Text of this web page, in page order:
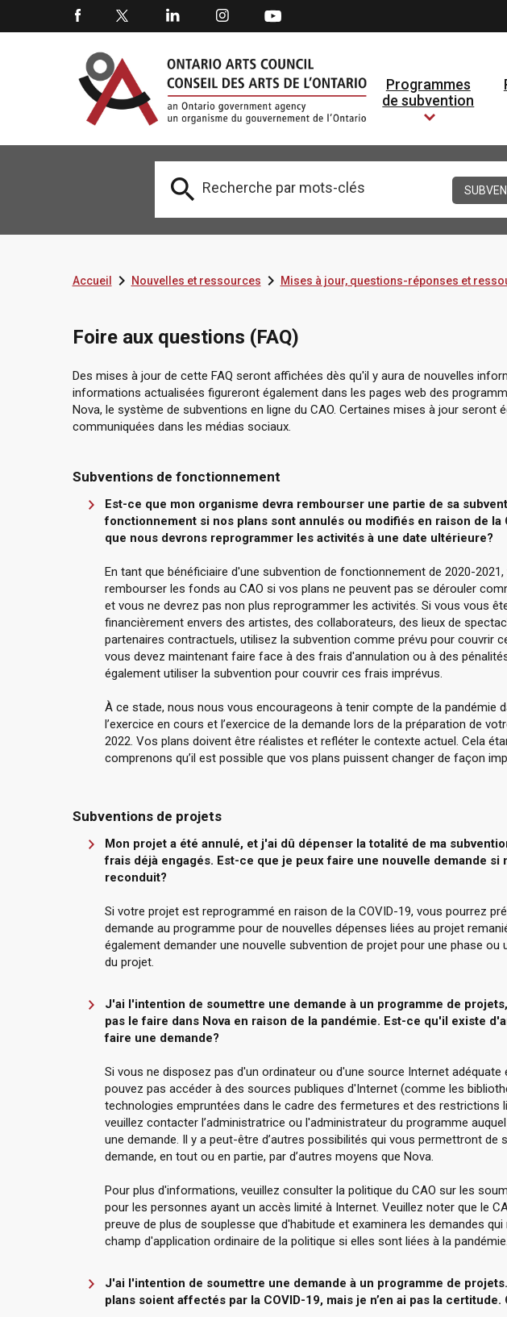
Programmes
de subvention

Accueil Nouvelles et ressourcesMises à jour, questions-réponses et
Foire aux questions (FAQ)
Des mises à jour de cette FAQ seront affichées dès qu'il y aura de nouvelles
informations actualisées figureront également dans les pages web des
Nova, le système de subventions en ligne du CAO. Certaines mises à jour seront
communiquées dans les médias sociaux.
Subventions de fonctionnement
Est-ce que mon organisme devra rembourser une partie de sa
fonctionnement si nos plans sont annulés ou modifiés en raison de la
que nous devrons reprogrammer les activités à une date ultérieure?
En tant que bénéficiaire d'une subvention de fonctionnement de 2020-
rembourser les fonds au CAO si vos plans ne peuvent pas se dérouler
et vous ne devrez pas non plus reprogrammer les activités. Si vous vous
financièrement envers des artistes, des collaborateurs, des lieux de
partenaires contractuels, utilisez la subvention comme prévu pour couvrir
vous devez maintenant faire face à des frais d'annulation ou à des
également utiliser la subvention pour couvrir ces frais imprévus.
À ce stade, nous nous vous encourageons à tenir compte de la pandémie
l’exercice en cours et l’exercice de la demande lors de la préparation de
2022. Vos plans doivent être réalistes et refléter le contexte actuel. Cela
comprenons qu’il est possible que vos plans puissent changer de façon
Subventions de projets
Mon projet a été annulé, et j'ai dû dépenser la totalité de ma
frais déjà engagés. Est-ce que je peux faire une nouvelle demande si
reconduit?
Si votre projet est reprogrammé en raison de la COVID-19, vous pourrez
demande au programme pour de nouvelles dépenses liées au projet
également demander une nouvelle subvention de projet pour une phase ou
du projet.
J'ai l'intention de soumettre une demande à un programme de
pas le faire dans Nova en raison de la pandémie. Est-ce qu'il existe
faire une demande?
Si vous ne disposez pas d'un ordinateur ou d'une source Internet adéquate
pouvez pas accéder à des sources publiques d'Internet (comme les
technologies empruntées dans le cadre des fermetures et des restrictions
veuillez contacter l’administratrice ou l'administrateur du programme
une demande. Il y a peut-être d’autres possibilités qui vous permettront de
demande, en tout ou en partie, par d’autres moyens que Nova.
Pour plus d'informations, veuillez consulter la politique du CAO sur les
pour les personnes ayant un accès limité à Internet. Veuillez noter que le
preuve de plus de souplesse que d'habitude et examinera les demandes qui
champ d'application ordinaire de la politique si elles sont liées à la pandémie.
J'ai l'intention de soumettre une demande à un programme de
plans soient affectés par la COVID-19, mais je n’en ai pas la